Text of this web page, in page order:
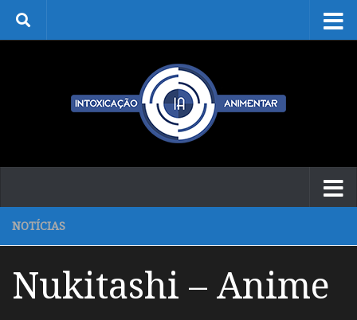
Skip to content
NOTÍCIAS
Nukitashi – Anime